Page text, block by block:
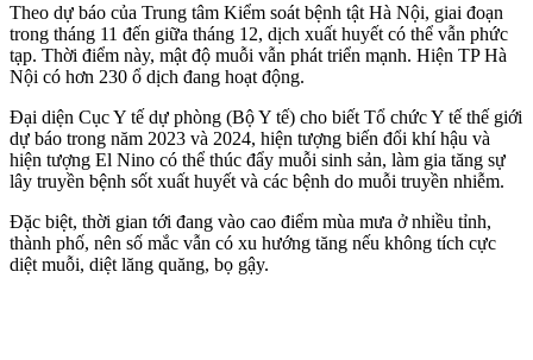
Theo dự báo của Trung tâm Kiểm soát bệnh tật Hà Nội, giai đoạn
trong tháng 11 đến giữa tháng 12, dịch xuất huyết có thể vẫn phức
tạp. Thời điểm này, mật độ muỗi vẫn phát triển mạnh. Hiện TP Hà
Nội có hơn 230 ổ dịch đang hoạt động.
Đại diện Cục Y tế dự phòng (Bộ Y tế) cho biết Tổ chức Y tế thế giới
dự báo trong năm 2023 và 2024, hiện tượng biến đổi khí hậu và
hiện tượng El Nino có thể thúc đẩy muỗi sinh sản, làm gia tăng sự
lây truyền bệnh sốt xuất huyết và các bệnh do muỗi truyền nhiễm.
Đặc biệt, thời gian tới đang vào cao điểm mùa mưa ở nhiều tỉnh,
thành phố, nên số mắc vẫn có xu hướng tăng nếu không tích cực
diệt muỗi, diệt lăng quăng, bọ gậy.